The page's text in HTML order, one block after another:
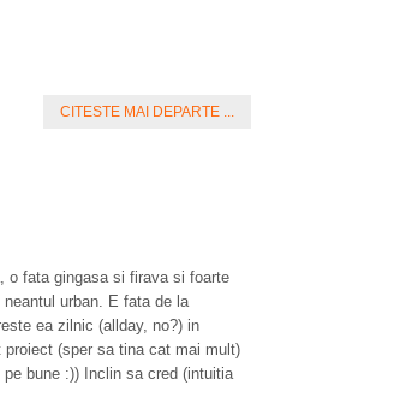
CITESTE MAI DEPARTE ...
o fata gingasa si firava si foarte
urban. E fata de la
ea zilnic (allday, no?) in
proiect (sper sa tina cat mai mult)
bune :)) Inclin sa cred (intuitia